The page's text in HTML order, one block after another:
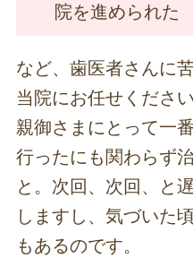
院を進められた
など、歯医者さんに
当院にお任せください
親御さまにとって一
行ったにも関わらず
と。次回、次回、と
しますし、気づいた
もあるのです。